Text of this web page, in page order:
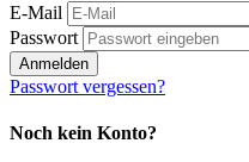
E-Mail
Passwort
Anmelden
Passwort vergessen?
Noch kein Konto?